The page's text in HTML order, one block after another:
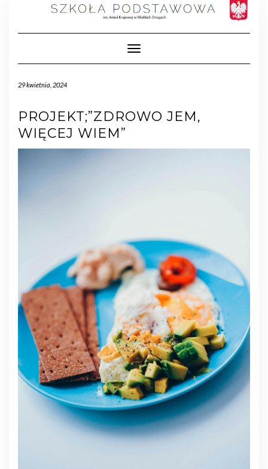
Toggle Navigation
29 kwietnia, 2024
PROJEKT;”ZDROWO JEM,
WIĘCEJ WIEM”